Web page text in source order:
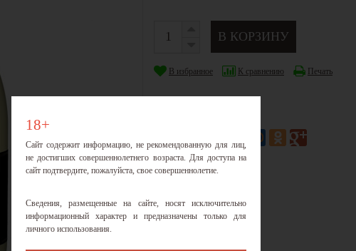
В избранное К сравнению Печать
18+
Сайт содержит информацию, не рекомендованную для лиц,
не достигших совершеннолетнего возраста. Для доступа на
сайт подтвердите, пожалуйста, свое совершеннолетие.
Сведения, размещенные на сайте, носят исключительно
информационный характер и предназначены только для
личного использования.